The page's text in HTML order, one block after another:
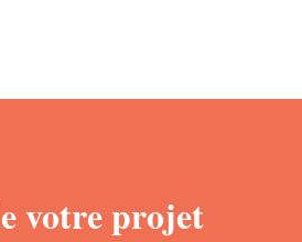
votre projet